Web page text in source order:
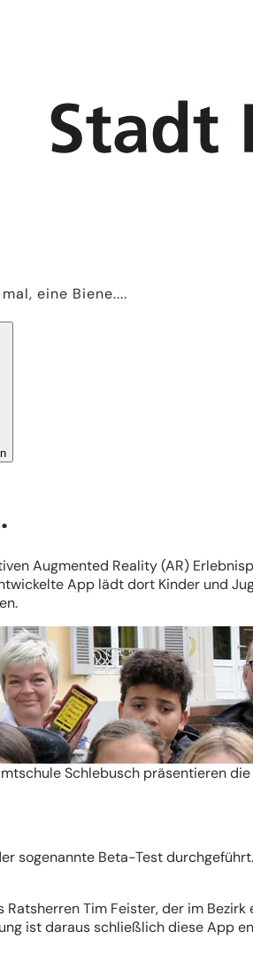
eine Biene....
Augmented Reality (AR)
App lädt dort Kinder und
Schlebusch präsentieren
sogenannte Beta-Test
Tim Feister, der im
ist daraus schließlich diese App